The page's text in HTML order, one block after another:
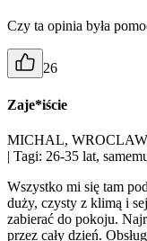
Czy ta opinia była
26
Zaje*iście
MICHAL, WROCLAW
| Tagi: 26-35 lat,
Wszystko mi się tam
duży, czysty z klimą i
zabierać do pokoju.
przez cały dzień.